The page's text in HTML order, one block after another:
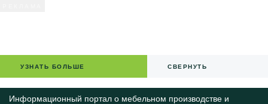
УЗНАТЬ БОЛЬШЕ СВЕРНУТЬ
Информационный портал о мебельном производстве и